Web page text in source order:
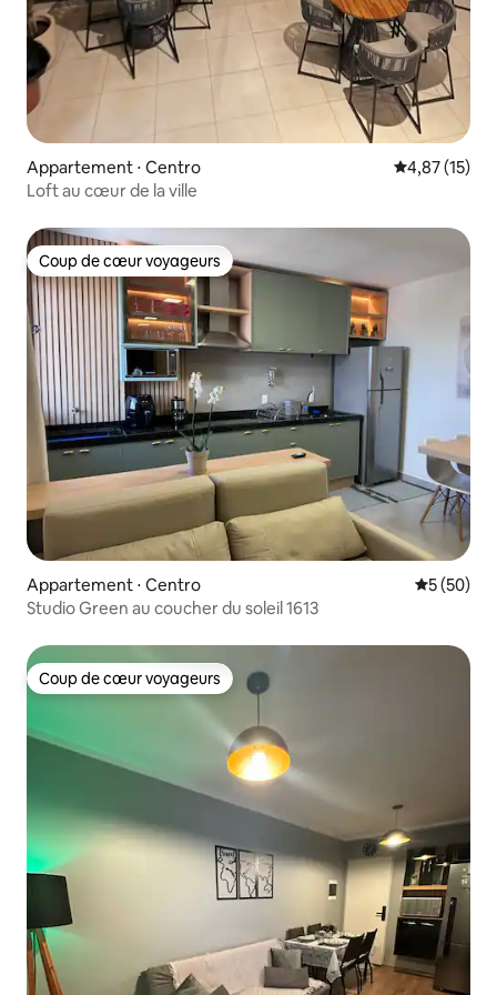
Appartement ⋅ Centro Évaluation
4,87 (15)
Loft au cœur de la ville
Coup de cœur voyageurs
Coup de cœur voyageurs
Appartement ⋅ Centro
5 (50)
Studio Green au coucher du soleil 1613
Coup de cœur voyageurs
Coup de cœur voyageurs